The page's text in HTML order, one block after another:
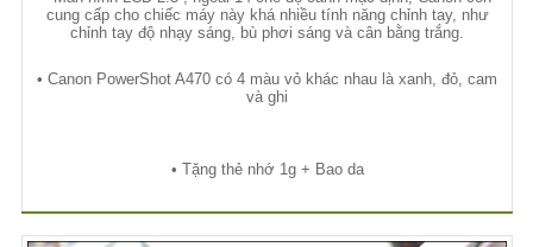
cung cấp cho chiếc máy này khá nhiều tính năng chỉnh tay, như
chỉnh tay độ nhạy sáng, bù phơi sáng và cân bằng trắng.
• Canon PowerShot A470 có 4 màu vỏ khác nhau là xanh, đỏ , cam
và ghi
• Tặng thẻnhớ 1g + Bao da